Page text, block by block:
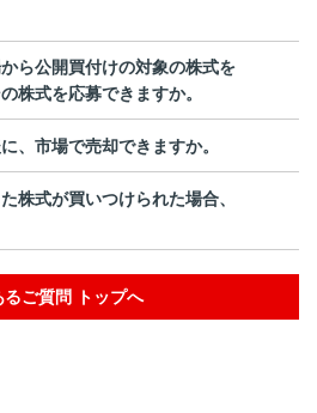
ら公開買付けの対象の株式を
株式を応募できますか。
、市場で売却できますか。
株式が買いつけられた場合、
るご質問 トップへ